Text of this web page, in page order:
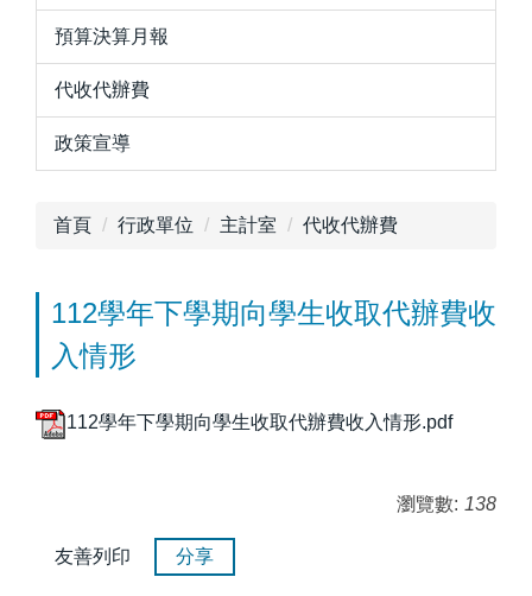
預算決算月報
代收代辦費
政策宣導
首頁 行政單位 主計室 代收代辦費
112學年下學期向學生收取代辦費收
入情形
112學年下學期向學生收取代辦費收入情形.pdf
瀏覽數: 138
友善列印 分享